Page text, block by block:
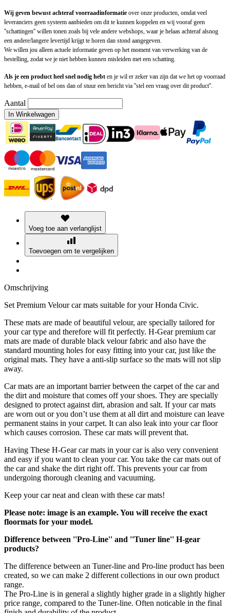
Wij geven bewust achteraf voorraadinformatie over onze producten, omdat veel
leveranciers geen systeem aanbieden om dit te kunnen koppelen en wij vooraf geen
''schattingen'' willen tonen zoals bij vele andere webshops, waar je helaas achteraf alsnog
een andere/langere levertijd krijgt te horen dan stond aangegeven.
We willen jou alleen actuele informatie geven op het moment van verwerking van de
bestelling, zodat we je niet hebben kunnen misleiden met een schatting.
Als je een product heel snel nodig hebt en je wil er zeker van zijn dat we het op voorraad
hebben, e-mail of bel ons dan of stuur een bericht via ''stel een vraag over dit product''.
Aantal
In Winkelwagen
Voeg toe aan verlanglijst
Toevoegen om te vergelijken
Omschrijving
Set Premium Velour car mats suitable for your Honda Civic.
These mats are made of beautiful velour, are specially tailored for
your car type and therefore will fit perfectly. H-Gear premium car
mats are made of durable black velour fabric and also have the
standard mounting holes for easy fitting into your car, just like the
original mats. They have a anti-slip surface so the mats will not slip
away.
Car mats are an important barrier between the carpet of the car and
the dirt and moisture that comes off your shoes. They are specially
designed to protect against dirt, abrasion and salt. If your car mats
are worn out or you don’t use them at all dirt and moisture can leave
permanent stains in your carpet. It can also leak into your car floor
which causes corrosion. These car mats will prevent that.
Having These H-Gear car mats in your car is also very convenient
and easy if you want to clean your car. You take the car mats out of
the car and shake the dirt right off. This prevents your car from
undergoing thorough cleaning and vacuuming.
Keep your car neat and clean with these car mats!
Please note: image is an example. You will receive the exact
floormats for your model.
Difference between ''Pro-Line'' and ''Tuner line'' H-gear
products?
The difference between an Tuner-line and Pro-line product has been
created, so we can make 2 different collections in our own product
range.
The Pro-Line is in general a slightly higher grade in a slightly higher
price range, compared to the Tuner-line. Often noticable in the final